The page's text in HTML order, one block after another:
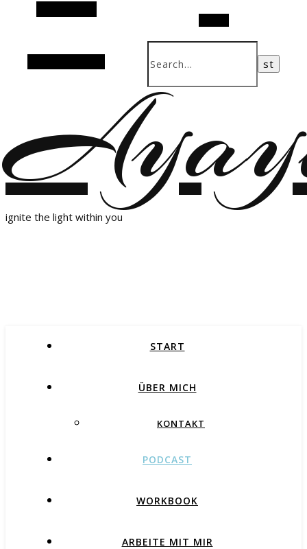
ignite the light within you
START
ÜBER MICH
KONTAKT
PODCAST
WORKBOOK
ARBEITE MIT MIR